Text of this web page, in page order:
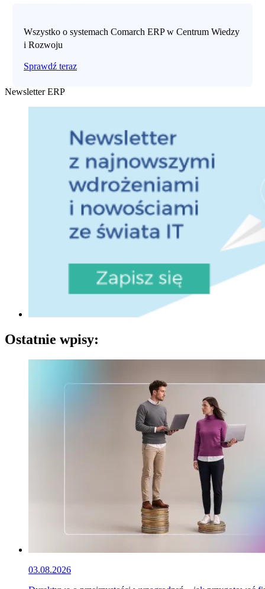
Wszystko o systemach Comarch ERP w Centrum Wiedzy
i Rozwoju
Sprawdź teraz
Newsletter ERP
Ostatnie wpisy:
03.08.2026